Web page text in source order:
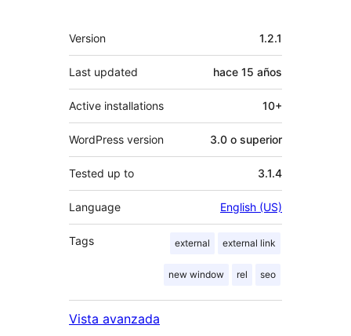
Meta
Version 1.2.1
Last updated hace 15 años
Active installations 10+
WordPress version 3.0 o superior
Tested up to 3.1.4
Language English (US)
Tags external external link
new window rel seo
Vista avanzada